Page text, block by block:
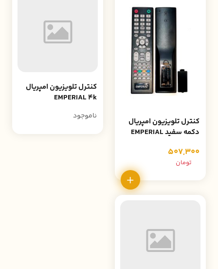
کنترل تلویزیون امپریال
دکمه سفید EMPERIAL
507,300
تومان
کنترل تلویزیون امپریال
EMPERIAL 4k
ناموجود